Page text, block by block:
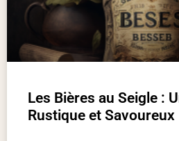
Les Bières au Seigle :
Rustique et Savoureux